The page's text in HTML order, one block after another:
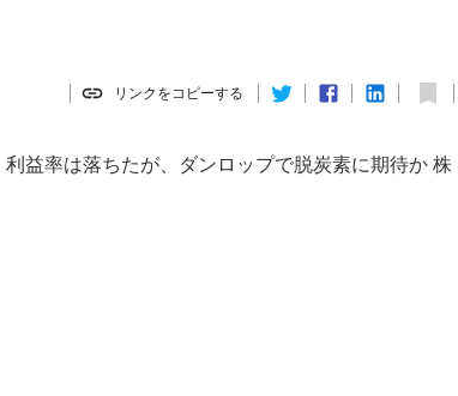
リンクをコピーする
益率は落ちたが、ダンロップで脱炭素に期待か 株